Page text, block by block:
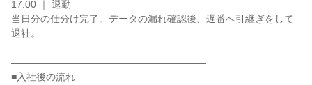
17:00 ｜ 退勤
当日分の仕分け完了。データの漏れ確認後、遅番へ引継ぎをして
退社。
――――――――――――――――――――
■入社後の流れ